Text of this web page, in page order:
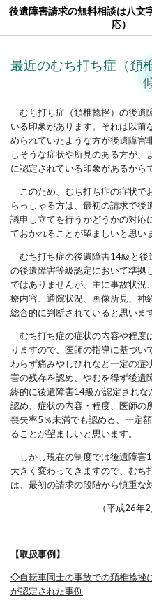
後遺障害請求の無料相談は八文
応）
最近のむち打ち症（頚
むち打ち症（頚椎捻挫）の後遺
いる印象があります。それは以
められていたような方が後遺障害
しそうな症状や所見のある方が、
に認定されている印象があるから
このため、むち打ち症の症状で
らっしゃる方は、最初の請求で
議申し立てを行うかどうかの対応
ておかれることが望ましいと思い
むち打ち症の後遺障害14級と後
の後遺障害等級認定において準拠
ではありませんが、主に事故状況
療内容、通院状況、画像所見、神
総合的に判断されていると思います
むち打ち症の症状の内容や程度
りますので、医師の指導に基づ
わらず痛みやしびれなど一定の症
害の残存を認め、やむを得ず後遺
終的に後遺障害14級が認定され
認め、症状の内容・程度、医師の
喪失率5％未満でも認める、一定
ることが望ましいと思います。
しかし現在の制度では後遺障害
大きく変わってきますので、むち
は、最初の請求の段階から慎重な
（平成26年
【取扱事例】
◇自転車同士の事故での頚椎捻
が認定された事例